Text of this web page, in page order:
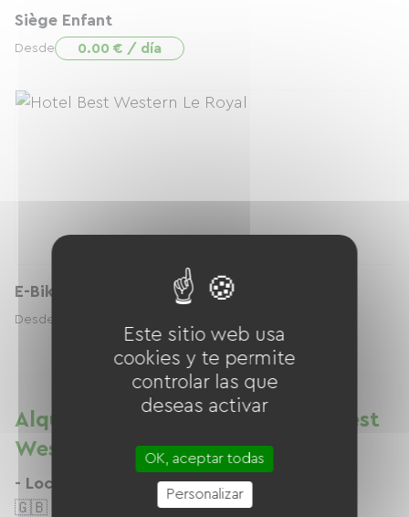
Siège Enfant
Desde 0.00 € / día
E-Bike
Desde
Alquiler de bicicletas en Hotel Best
Western Le Royal
- Location et balades à vélo 🚲
🇬🇧
Bike rental and Bike Tour
Este sitio web usa
cookies y te permite
controlar las que
deseas activar
OK, aceptar todas
Personalizar